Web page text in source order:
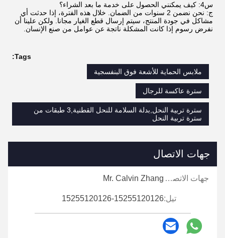
س4: كيف يمكنني الحصول على خدمة ما بعد الشراء؟
ج: نحن نضمن 2 سنوات من الضمان. خلال هذه الفترة، إذا حدثت أي
مشاكل في جودة المنتج، سيتم إرسال قطع الغيار مجانا. ولكن علينا أن
نفرض رسوم إذا كانت المشكلة ناتجة عن عوامل من صنع الإنسان.
Tags:
ملابس الحماية للأشعة فوق البنفسجية
سترة عاكسة للرجال
سترة تربية النحل,بدلة السلامة للنحل القطنية,3 طبقات من
سترة تربية النحل
جهات الاتصال
جهات الاتصال: Mr. Calvin Zhang
تيل:15255120126-15255120126